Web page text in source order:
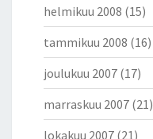
helmikuu 2008 (15)
tammikuu 2008 (16)
joulukuu 2007 (17)
marraskuu 2007 (21)
lokakuu 2007 (21)